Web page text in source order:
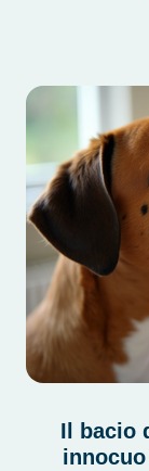
Il bacio